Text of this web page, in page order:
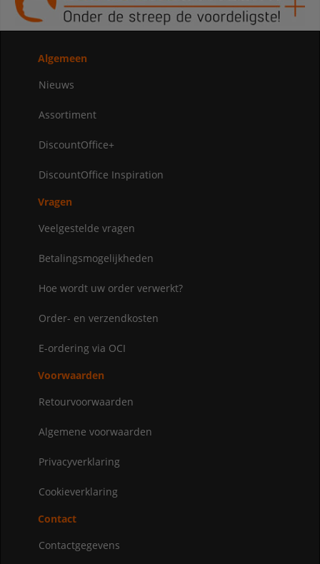
Algemeen
Nieuws
Assortiment
DiscountOffice+
DiscountOffice Inspiration
Vragen
Veelgestelde vragen
Betalingsmogelijkheden
Hoe wordt uw order verwerkt?
Order- en verzendkosten
E-ordering via OCI
Voorwaarden
Retourvoorwaarden
Algemene voorwaarden
Privacyverklaring
Cookieverklaring
Contact
Contactgegevens